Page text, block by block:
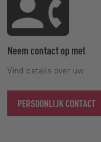
Neem contact op met
Vind details over uw
PERSOONLIJK CONTACT